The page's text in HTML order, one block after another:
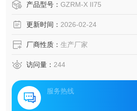
产品型号： GZRM-X II75
更新时间： 2026-02-24
厂商性质： 生产厂家
访问量： 244
服务热线